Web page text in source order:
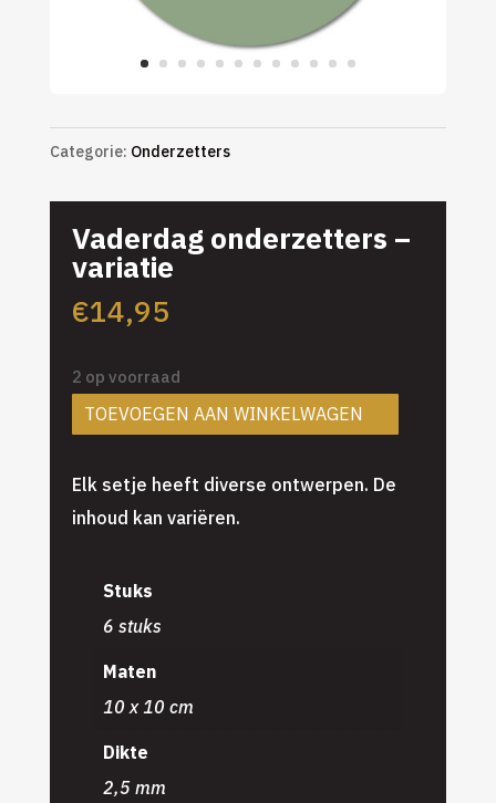
Categorie: Onderzetters
Vaderdag onderzetters –
variatie
€14,95
2 op voorraad
TOEVOEGEN AAN WINKELWAGEN
Elk setje heeft diverse ontwerpen. De
inhoud kan variëren.
Stuks
6 stuks
Maten
10 x 10 cm
Dikte
2,5 mm